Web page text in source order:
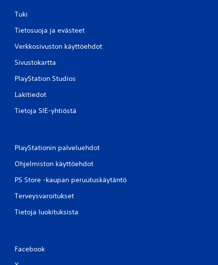
Tuki
Tietosuoja ja evästeet
Verkkosivuston käyttöehdot
Sivustokartta
PlayStation Studios
Lakitiedot
Tietoja SIE-yhtiöstä
PlayStationin palveluehdot
Ohjelmiston käyttöehdot
PS Store -kaupan peruutuskäytäntö
Terveysvaroitukset
Tietoja luokituksista
Facebook